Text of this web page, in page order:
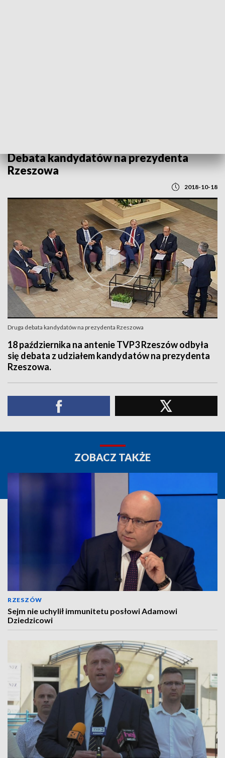
Debata kandydatów na prezydenta
Rzeszowa
2018-10-18
Druga debata kandydatów na prezydenta Rzeszowa
18 października na antenie TVP3 Rzeszów odbyła
się debata z udziałem kandydatów na prezydenta
Rzeszowa.
ZOBACZ TAKŻE
RZESZÓW
Sejm nie uchylił immunitetu posłowi Adamowi
Dziedzicowi